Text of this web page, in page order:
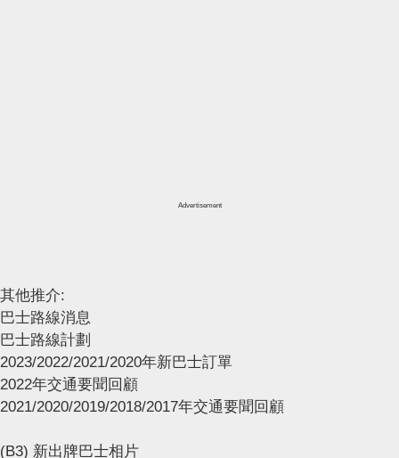
Advertisement
其他推介:
巴士路線消息
巴士路線計劃
2023/2022/2021/2020年新巴士訂單
2022年交通要聞回顧
2021/2020/2019/2018/2017年交通要聞回顧
(B3) 新出牌巴士相片